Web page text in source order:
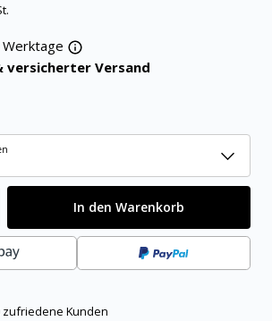
versicherter Versand
In den Warenkorb
zufriedene Kunden